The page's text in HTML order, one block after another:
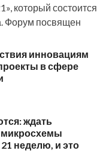
который состоится
Форум посвящен
инновациям
в сфере
ждать
микросхемы
неделю, и это